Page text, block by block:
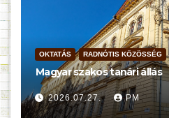
OKTATÁS RADNÓTIS KÖZÖSSÉG
Magyar szakos tanári állás
2026.07.27. PM